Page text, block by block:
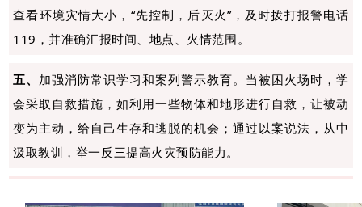
查看环境灾情大小，“先控制，后灭火”，及时拨打报警电话
119，并准确汇报时间、地点、火情范围。
五、 加强消防常识学习和案列警示教育。当被困火场时，学
会采取自救措施，如利用一些物体和地形进行自救，让被动
变为主动，给自己生存和逃脱的机会；通过以案说法，从中
汲取教训，举一反三提高火灾预防能力。